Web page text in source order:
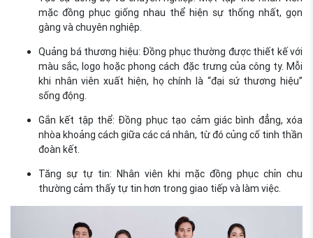
mặc đồng phục giống nhau thể hiện sự thống nhất, gọn
gàng và chuyên nghiệp.
Quảng bá thương hiệu: Đồng phục thường được thiết kế với
màu sắc, logo hoặc phong cách đặc trưng của công ty. Mỗi
khi nhân viên xuất hiện, họ chính là “đại sứ thương hiệu”
sống động.
Gắn kết tập thể: Đồng phục tạo cảm giác bình đẳng, xóa
nhòa khoảng cách giữa các cá nhân, từ đó củng cố tinh thần
đoàn kết.
Tăng sự tự tin: Nhân viên khi mặc đồng phục chỉn chu
thường cảm thấy tự tin hơn trong giao tiếp và làm việc.